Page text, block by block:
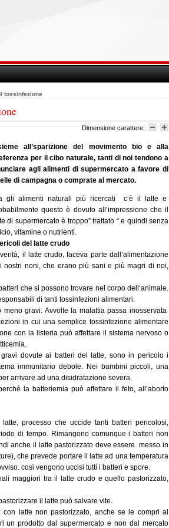
tossinfezione
Dimensione carattere:
all’sparizione del movimento bio e alla
per il cibo naturale, tanti di noi tendono a
agli alimenti di supermercato a favore di
di campagna o comprate al mercato.
gli alimenti naturali più ricercati c‘è il latte e
questo è dovuto all’impressione che il
di supermercato è troppo” trattato “ e quindi senza
vitamine o nutrienti.
del latte crudo
verità, il latte crudo, faceva parte dall’alimentazione
nostri noni, che erano più sani e più magri di noi,
che si possono trovare nel corpo dell‘animale.
di tanti tossinfezioni alimentari.
gravi. Avvolte la malattia passa inosservata
in cui una semplice tossinfezione alimentare
con la listeria può affettare il sistema nervoso o
dovute ai batteri del latte, sono in pericolo i
immunitario debole. Nei bambini piccoli, una
arrivare ad una disidratazione severa.
la batteriemia può affettare il feto, all’aborto
processo che uccide tanti batteri pericolosi,
di tempo. Rimangono comunque i batteri non
anche il latte pastorizzato deve essere messo in
che prevede portare il latte ad una temperatura
cosi vengono uccisi tutti i batteri e spore.
maggiori tra il latte crudo e quello pastorizzato,
il latte può salvare vite.
latte non pastorizzato, anche se le compri al
un prodotto dal supermercato e non dal mercato